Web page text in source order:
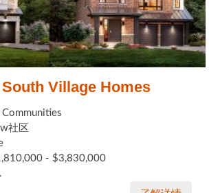
Village Homes
社区
- $3,830,000